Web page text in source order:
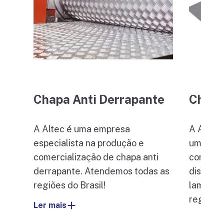
Chapa Anti Derrapante
A Altec é uma empresa
especialista na produção e
comercialização de chapa anti
derrapante. Atendemos todas as
regiões do Brasil!
Ler mais
A